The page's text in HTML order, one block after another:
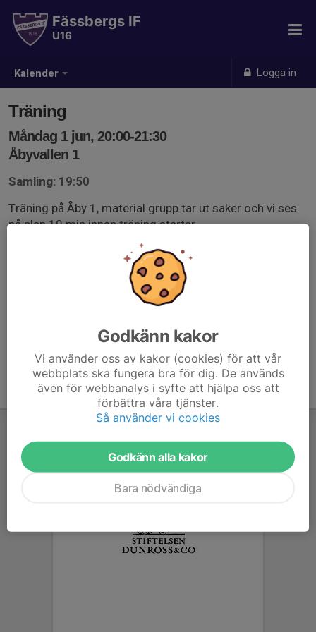
Kalender Logga in
Fässbergs IF
U16
Träning
Måndag 1 jun, 20:00-21:30
Åbyvallen 1
Samling: 19:50
Träning på Åby 1, material grupp tar ut saker och vi ses
på plan 10 min innan träning startar.
Godkänn kakor
Vi använder oss av kakor (cookies) för att vår
webbplats ska fungera bra för dig. De används
även för webbanalys i syfte att hjälpa oss att
förbättra våra tjänster.
Så använder vi cookies
Godkänn alla kakor
Bara nödvändiga